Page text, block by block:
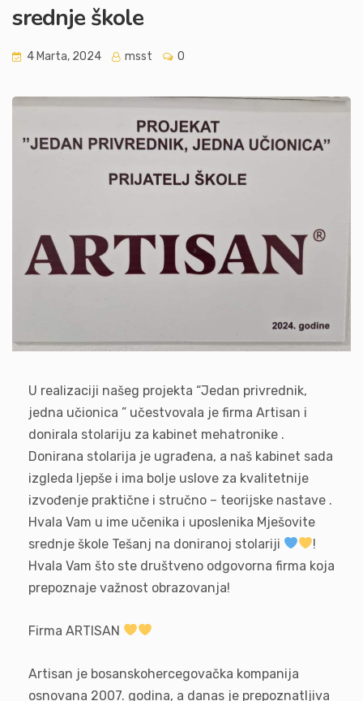
srednje škole
4 Marta, 2024 msst 0
U realizaciji našeg projekta “Jedan privrednik,
jedna učionica ” učestvovala je firma Artisan i
donirala stolariju za kabinet mehatronike .
Donirana stolarija je ugrađena, a naš kabinet sada
izgleda ljepše i ima bolje uslove za kvalitetnije
izvođenje praktične i stručno – teorijske nastave .
Hvala Vam u ime učenika i uposlenika Mješovite
srednje škole Tešanj na doniranoj stolariji
!
Hvala Vam što ste društveno odgovorna firma koja
prepoznaje važnost obrazovanja!
Firma ARTISAN
Artisan je bosanskohercegovačka kompanija
osnovana 2007. godina, a danas je prepoznatljiva